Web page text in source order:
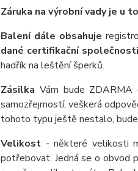
Záruka na výrobní vady je u
Balení dále obsahuje
dané certifikační
hadřík na leštění šperků.
Zásilka Vám bude ZDARMA
samozřejmostí, veškerá
tohoto typu ještě nestalo,
Velikost- některé velikosti
potřebovat. Jedná se o obvod